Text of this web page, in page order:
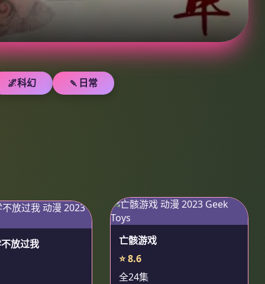
🌌科幻 🍡日常
放过我
亡骸游戏
⭐ 8.6
全24集